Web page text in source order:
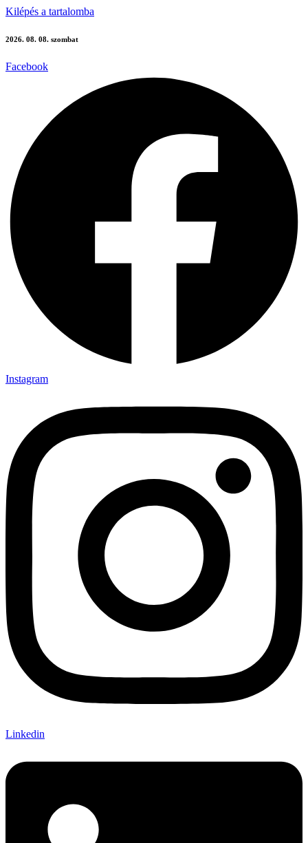
Kilépés a tartalomba
2026. 08. 08. szombat
Facebook
Instagram
Linkedin